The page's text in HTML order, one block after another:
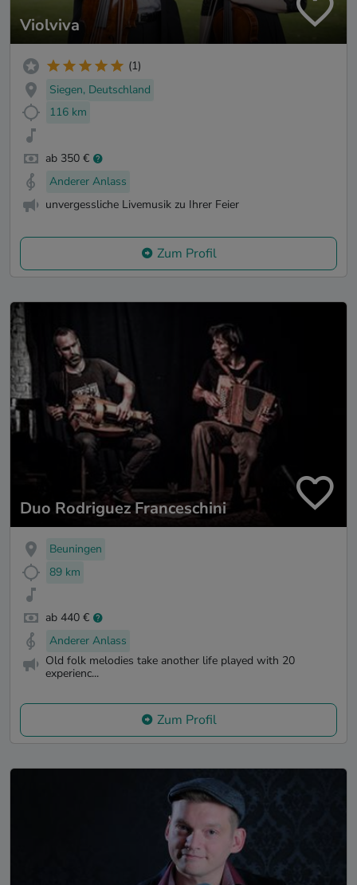
Violviva
(1)
Siegen, Deutschland
116 km
ab 350 €
Anderer Anlass
unvergessliche Livemusik zu Ihrer Feier
Zum Profil
Duo Rodriguez Franceschini
Beuningen
89 km
ab 440 €
Anderer Anlass
Old folk melodies take another life played with 20
experienc...
Zum Profil